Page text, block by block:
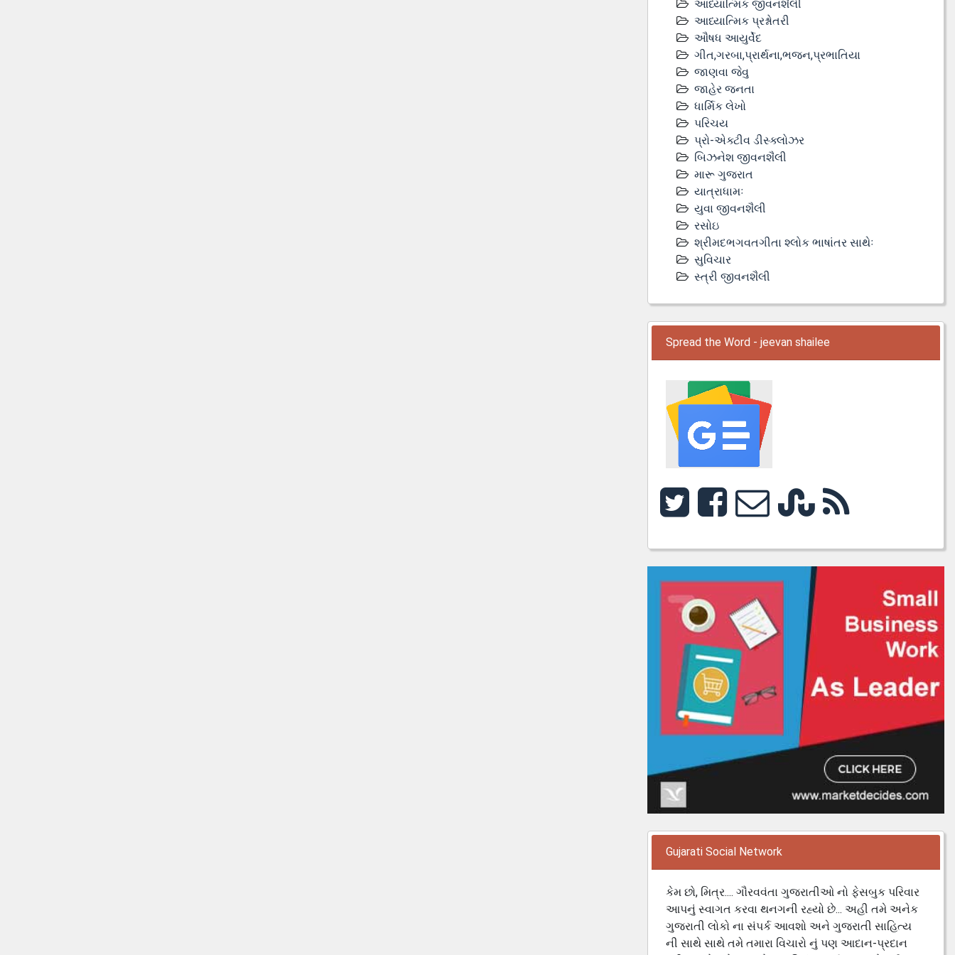
આધ્યાત્મિક જીવનશૈલી
આધ્યાત્મિક પ્રશ્નોતરી
ઔષધ આયુર્વેદ
ગીત,ગરબા,પ્રાર્થના,ભજન,પ્રભાતિયા
જાણવા જેવુ
જાહેર જનતા
ધાર્મિક લેખો
પરિચય
પ્રો-એક્ટીવ ડીસ્‍ક્લોઝર
બિઝનેશ જીવનશૈલી
મારૂ ગુજરાત
યાત્રાધામઃ
યુવા જીવનશૈલી
રસોઇ
શ્રીમદભગવતગીતા શ્લોક ભાષાંતર સાથેઃ
સુવિચાર
સ્ત્રી જીવનશૈલી
Spread the Word - jeevan shailee
Gujarati Social Network
કેમ છો, મિત્ર.... ગૌરવવંતા ગુજરાતીઓ નો ફેસબુક પરિવાર
આપનું સ્વાગત કરવા થનગની રહ્યો છે... અહી તમે અનેક
ગુજરાતી લોકો ના સંપર્ક આવશો અને ગુજરાતી સાહિત્ય
ની સાથે સાથે તમે તમારા વિચારો નું પણ આદાન-પ્રદાન